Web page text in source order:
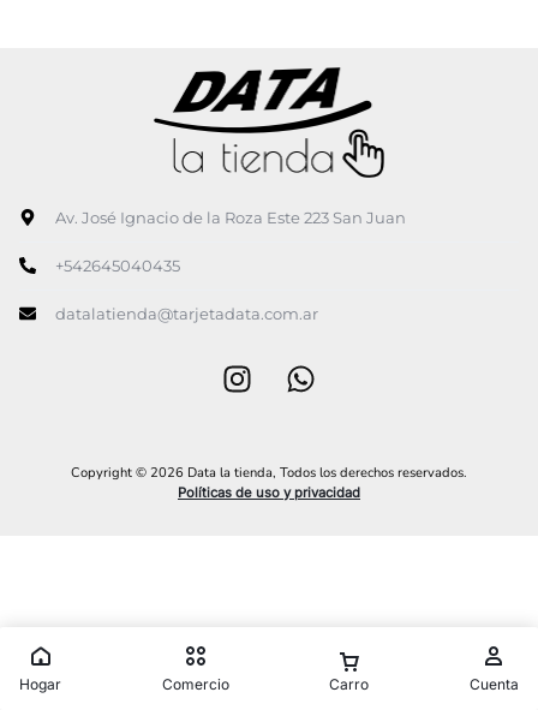
Av. José Ignacio de la Roza Este 223 San Juan
+542645040435
datalatienda@tarjetadata.com.ar
Copyright © 2026 Data la tienda, Todos los derechos reservados.
Políticas de uso y privacidad
Hogar Comercio Carro Cuenta